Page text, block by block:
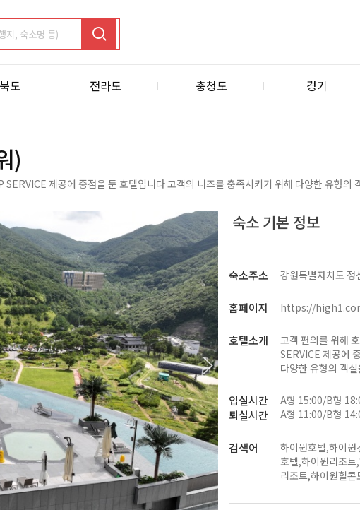
도 전라도 충청도 경기
)
제공에 중점을 둔 호텔입니다 고객의 니즈를 충족시키기 위해 다양한 유형의
숙소 기본 정보
숙소주소 강원특별자치도 정
홈페이지 https://
호텔소개
고객 편의를 위해
SERVICE 제공에
다양한 유형의 객
입실시간
퇴실시간
A형 15:00/B형
A형 11:00/B형
검색어
하이원호텔,하이
호텔,하이원리조
리조트,하이원힐